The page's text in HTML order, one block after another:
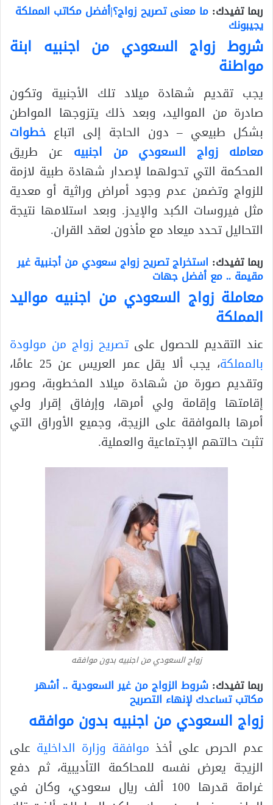
ربما تفيدك: ما معنى تصريح زواج؟|أفضل مكاتب المملكة
يجيبونك
شروط زواج السعودي من اجنبيه ابنة
مواطنة
يجب تقديم شهادة ميلاد تلك الأجنبية وتكون
صادرة من المواليد، وبعد ذلك يتزوجها المواطن
بشكل طبيعي – دون الحاجة إلى اتباع خطوات
معامله زواج السعودي من اجنبيه عن طريق
المحكمة التي تحولهما لإصدار شهادة طبية لازمة
للزواج وتضمن عدم وجود أمراض وراثية أو معدية
مثل فيروسات الكبد والإيدز. وبعد استلامها نتيجة
التحاليل تحدد ميعاد مع مأذون لعقد القران.
ربما تفيدك: استخراج تصريح زواج سعودي من أجنبية غير
مقيمة .. مع أفضل جهات
معاملة زواج السعودي من اجنبيه مواليد
المملكة
عند التقديم للحصول على تصريح زواج من مولودة
بالمملكة
، يجب ألا يقل عمر العريس عن 25 عامًا،
وتقديم صورة من شهادة ميلاد المخطوبة، وصور
إقامتها وإقامة ولي أمرها، وإرفاق إقرار ولي
أمرها بالموافقة على الزيجة، وجميع الأوراق التي
تثبت حالتهم الإجتماعية والعملية.
زواج السعودي من اجنبيه بدون موافقه
ربما تفيدك: شروط الزواج من غير السعودية .. أشهر
مكاتب تساعدك لإنهاء التصريح
زواج السعودي من اجنبيه بدون موافقه
عدم الحرص على أخذ موافقة وزارة الداخلية على
الزيجة يعرض نفسه للمحاكمة التأديبية، ثم دفع
غرامة قدرها 100 ألف ريال سعودي، وكان في